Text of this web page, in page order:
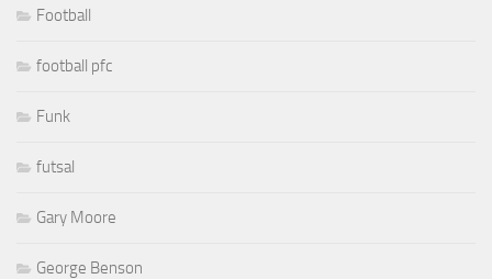
Football
football pfc
Funk
futsal
Gary Moore
George Benson